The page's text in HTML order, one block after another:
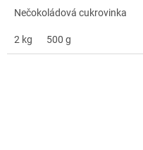
Nečokoládová cukrovinka
2 kg 500 g